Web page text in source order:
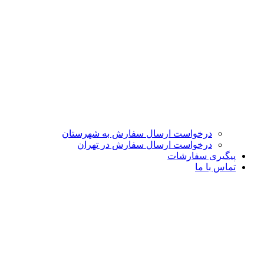
درخواست ارسال سفارش به شهرستان
درخواست ارسال سفارش در تهران
پیگیری سفارشات
تماس با ما